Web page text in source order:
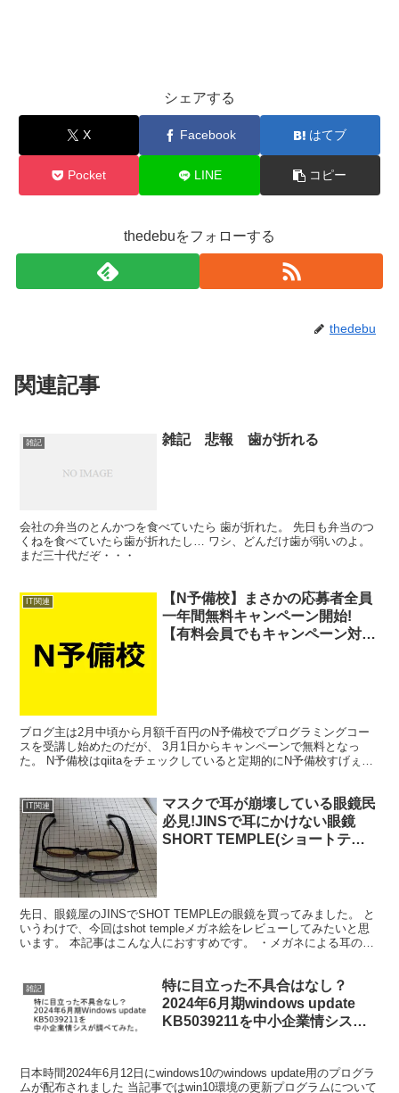
シェアする
X Facebook はてブ
Pocket LINE コピー
thedebuをフォローする
thedebu
関連記事
雑記 雑記 悲報 歯が折れる
会社の弁当のとんかつを食べていたら 歯が折れた。 先日も弁当のつ
くねを食べていたら歯が折れたし… ワシ、どんだけ歯が弱いのよ。
まだ三十代だぞ・・・
IT関連
【N予備校】まさかの応募者全員
一年間無料キャンペーン開始!
【有料会員でもキャンペーン対象
ブログ主は2月中頃から月額千百円のN予備校でプログラミングコー
スを受講し始めたのだが、 3月1日からキャンペーンで無料となっ
た。 N予備校はqiitaをチェックしていると定期的にN予備校すげぇ～
IT関連
マスクで耳が崩壊している眼鏡民
必見!JINSで耳にかけない眼鏡
SHORT TEMPLE(ショートテン
先日、眼鏡屋のJINSでSHOT TEMPLEの眼鏡を買ってみました。 と
いうわけで、今回はshot templeメガネ絵をレビューしてみたいと思
います。 本記事はこんな人におすすめです。 ・メガネによる耳の負
雑記
特に目立った不具合はなし？
2024年6月期windows update
KB5039211を中小企業情シスが
日本時間2024年6月12日にwindows10のwindows update用のプログラ
ムが配布されました 当記事ではwin10環境の更新プログラムについて